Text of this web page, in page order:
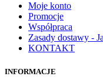
Moje konto
Promocje
Współpraca
Zasady dostawy -
KONTAKT
INFORMACJE